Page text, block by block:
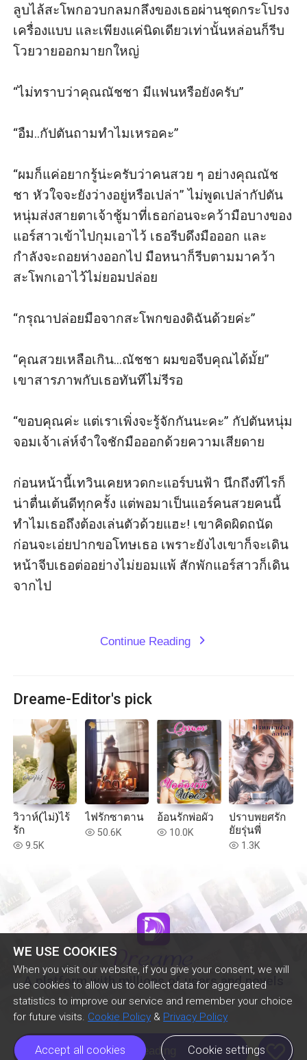
WE USE COOKIES
When you visit our website, if you give your consent, we will
use cookies to allow us to collect data for aggregated
statistics to improve our service and remember your choice
for future visits. Cookie Policy & Privacy Policy
Accept all cookies Cookie settings
ลูบไล้สะโพกอวบกลมกลึงของเธอผ่านชุดกระโปรง
เครื่องแบบ และเพียงแค่นิดเดียวเท่านั้นหล่อนก็รีบ
โวยวายออกมายกใหญ่
“ไม่ทราบว่าคุณณัชชา มีแฟนหรือยังครับ”
“อืม..กัปตันถามทำไมเหรอคะ”
“ผมก็แค่อยากรู้น่ะครับว่าคนสวย ๆ อย่างคุณณัช
ชา หัวใจจะยังว่างอยู่หรือเปล่า” ไม่พูดเปล่ากัปตัน
หนุ่มส่งสายตาเจ้าชู้มาที่เธอก่อนจะคว้ามือบางของ
แอร์สาวเข้าไปกุมเอาไว้ เธอรีบดึงมือออก และ
กำลังจะถอยห่างออกไป มือหนาก็รีบตามมาคว้า
สะโพกเอาไว้ไม่ยอมปล่อย
“กรุณาปล่อยมือจากสะโพกของดิฉันด้วยค่ะ”
“คุณสวยเหลือเกิน...ณัชชา ผมขอจีบคุณได้มั้ย”
เขาสารภาพกับเธอทันทีไม่รีรอ
“ขอบคุณค่ะ แต่เราเพิ่งจะรู้จักกันนะคะ” กัปตันหนุ่ม
จอมเจ้าเล่ห์จำใจชักมือออกด้วยความเสียดาย
ก่อนหน้านี้เทวินเคยหวดกะแอร์บนฟ้า นึกถึงทีไรก็
น่าตื่นเต้นดีทุกครั้ง แต่พอมาเป็นแอร์คนสวยคนนี้
ทำไมเธอถึงต้องเล่นตัวด้วยแฮะ! เขาคิดผิดถนัด
ก่อนจะเอ่ยปากขอโทษเธอ เพราะยังไงเขาก็จะเดิน
หน้าจีบเธอต่ออย่างไม่ยอมแพ้ สักพักแอร์สาวก็เดิน
จากไป
Continue Reading expand_more
Dreame-Editor's pick
วิวาห์(ไม่)ไร้
รัก
read 9.5K
ไฟรักซาตาน
read 50.6K
อ้อนรักพ่อผัว
read 10.0K
ปราบพยศรัก
ยัยรุ่นพี่
read 1.3K
A platform with millions of users and novels
Continue Reading